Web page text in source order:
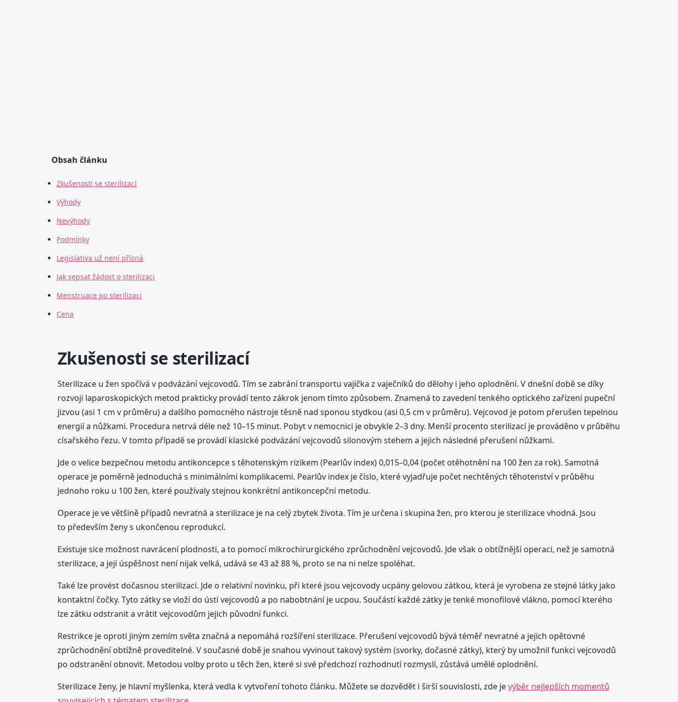
Obsah článku
Zkušenosti se sterilizací
Výhody
Nevýhody
Podmínky
Legislativa už není přísná
Jak sepsat žádost o sterilizaci
Menstruace po sterilizaci
Cena
Zkušenosti se sterilizací
Sterilizace u žen spočívá v podvázání vejcovodů. Tím se zabrání transportu vajíčka z vaječníků do dělohy i jeho oplodnění. V dnešní době se díky
rozvoji laparoskopických metod prakticky provádí tento zákrok jenom tímto způsobem. Znamená to zavedení tenkého optického zařízení pupeční
jizvou (asi 1 cm v průměru) a dalšího pomocného nástroje těsně nad sponou stydkou (asi 0,5 cm v průměru). Vejcovod je potom přerušen tepelnou
energií a nůžkami. Procedura netrvá déle než 10–15 minut. Pobyt v nemocnici je obvykle 2–3 dny. Menší procento sterilizací je prováděno v průběhu
císařského řezu. V tomto případě se provádí klasické podvázání vejcovodů silonovým stehem a jejich následné přerušení nůžkami.
Jde o velice bezpečnou metodu antikoncepce s těhotenským rizikem (Pearlův index) 0,015–0,04 (počet otěhotnění na 100 žen za rok). Samotná
operace je poměrně jednoduchá s minimálními komplikacemi. Pearlův index je číslo, které vyjadřuje počet nechtěných těhotenství v průběhu
jednoho roku u 100 žen, které používaly stejnou konkrétní antikoncepční metodu.
Operace je ve většině případů nevratná a sterilizace je na celý zbytek života. Tím je určena i skupina žen, pro kterou je sterilizace vhodná. Jsou
to především ženy s ukončenou reprodukcí.
Existuje sice možnost navrácení plodnosti, a to pomocí mikrochirurgického zprůchodnění vejcovodů. Jde však o obtížnější operaci, než je samotná
sterilizace, a její úspěšnost není nijak velká, udává se 43 až 88 %, proto se na ni nelze spoléhat.
Také lze provést dočasnou sterilizaci. Jde o relativní novinku, při které jsou vejcovody ucpány gelovou zátkou, která je vyrobena ze stejné látky jako
kontaktní čočky. Tyto zátky se vloží do ústí vejcovodů a po nabobtnání je ucpou. Součástí každé zátky je tenké monofilové vlákno, pomocí kterého
lze zátku odstranit a vrátit vejcovodům jejich původní funkci.
Restrikce je oproti jiným zemím světa značná a nepomáhá rozšíření sterilizace. Přerušení vejcovodů bývá téměř nevratné a jejich opětovné
zprůchodnění obtížně proveditelné. V současné době je snahou vyvinout takový systém (svorky, dočasné zátky), který by umožnil funkci vejcovodů
po odstranění obnovit. Metodou volby proto u těch žen, které si své předchozí rozhodnutí rozmyslí, zůstává umělé oplodnění.
Sterilizace ženy, je hlavní myšlenka, která vedla k vytvoření tohoto článku. Můžete se dozvědět i širší souvislosti, zde jevýběr nejlepších momentů